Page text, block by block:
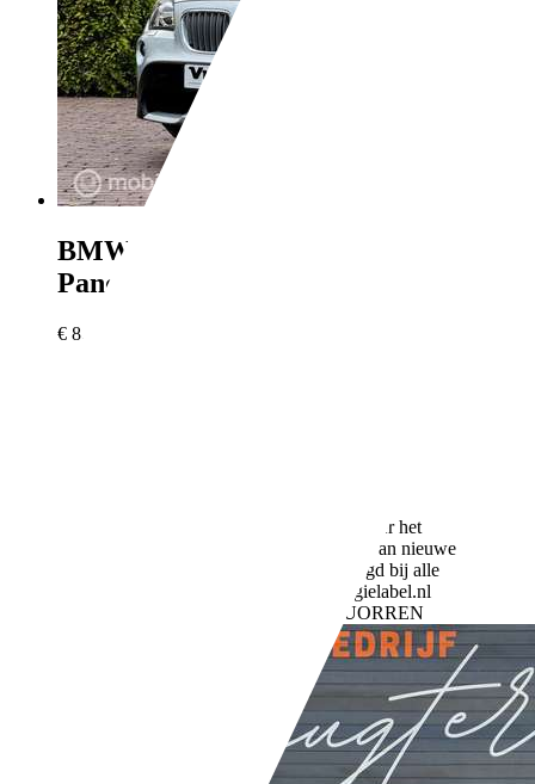
BMW X1
Pano*Leder*Cruise*Stoel.vrw*Cl
€ 8.495,-
Meer informatie over het
brandstofverbruik en CO2-uitstoot van nieuwe
voertuigen kan worden geraadpleegd bij alle
verkooppunten en op: www.energielabel.nl
NL-8647 SG SIBRANDABUORREN